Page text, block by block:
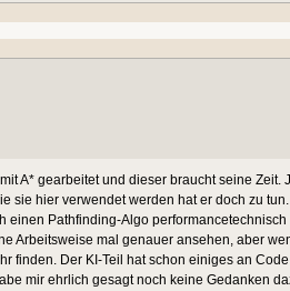
A* gearbeitet und dieser braucht seine
sie hier verwendet werden hat er doch zu
einen Pathfinding-Algo
Arbeitsweise mal genauer ansehen, aber
finden. Der KI-Teil hat schon einiges an
mir ehrlich gesagt noch keine Gedanken